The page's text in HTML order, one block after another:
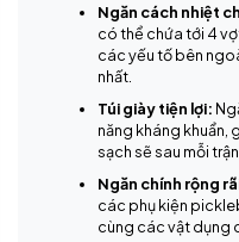
Ngăn cách nhiệt
có thể chứa tới 4
các yếu tố bên
nhất.
Túi giày tiện lợi:
năng kháng khuẩn,
sạch sẽ sau mỗi trận
Ngăn chính rộng
các phụ kiện
cùng các vật dụng